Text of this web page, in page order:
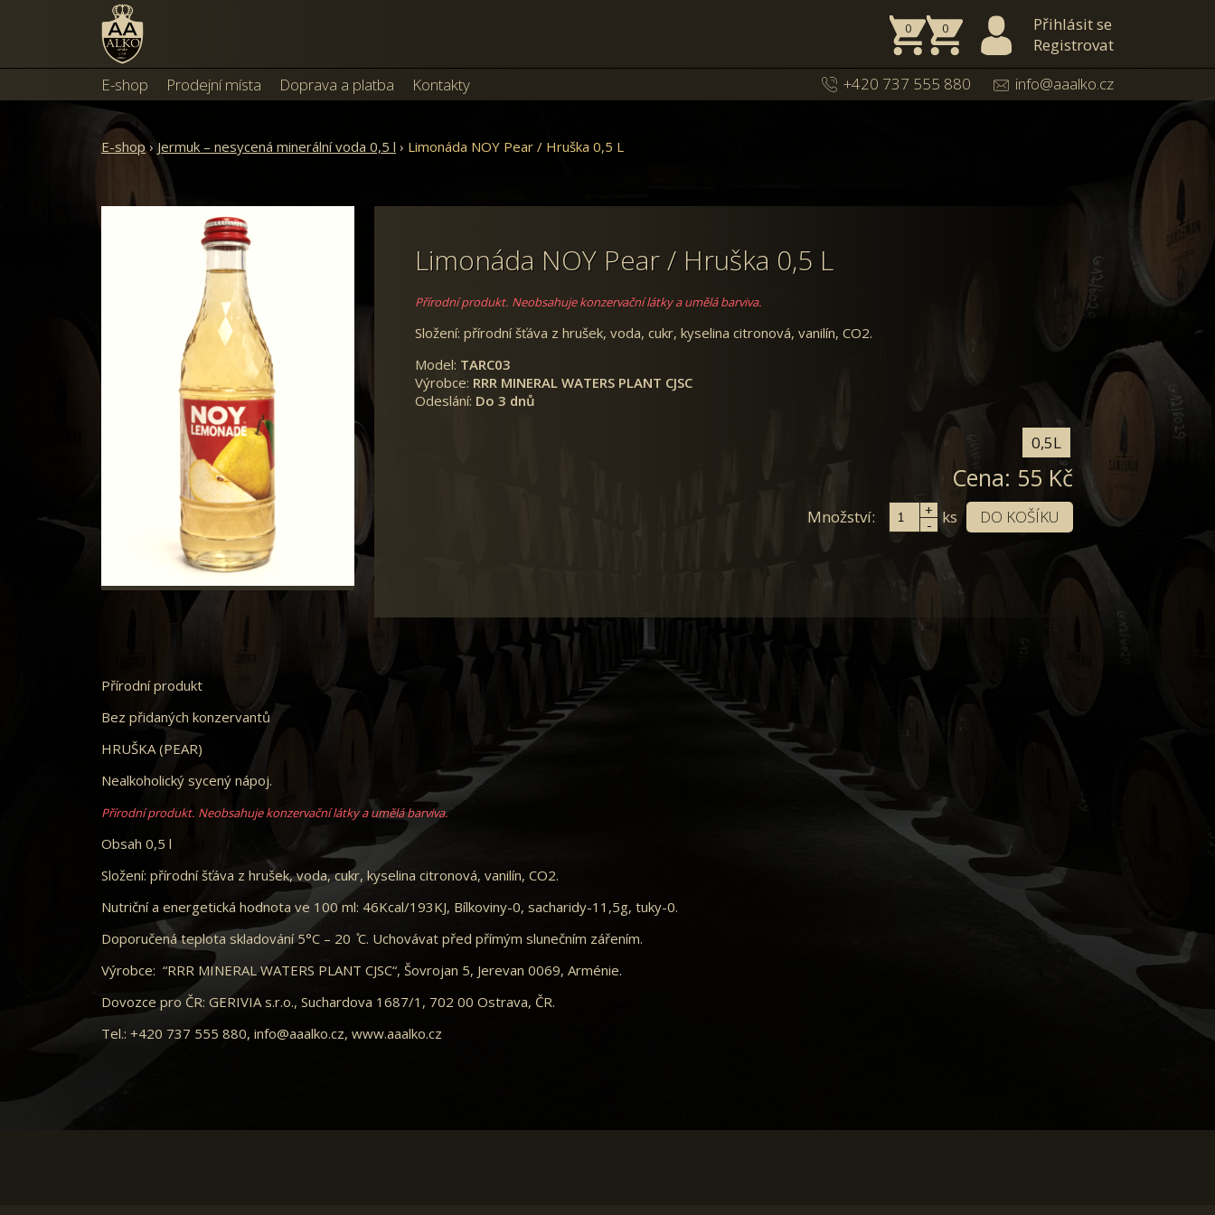
0
0
Přihlásit se
Registrovat
E-shop
Prodejní místa Doprava a platba Kontakty +420 737 555 880 info@aaalko.cz
E-shop › Jermuk – nesycená minerální voda 0,5 l › Limonáda NOY Pear / Hruška 0,5 L
Limonáda NOY Pear / Hruška 0,5 L
Přírodní produkt. Neobsahuje konzervační látky a umělá barviva.
Složení: přírodní šťáva z hrušek, voda, cukr, kyselina citronová, vanilín, CO2.
Model: TARC03
Výrobce: RRR MINERAL WATERS PLANT CJSC
Odeslání: Do 3 dnů
0,5L
Cena: 55 Kč
Množství:
+
-
ks DO KOŠÍKU
Přírodní produkt
Bez přidaných konzervantů
HRUŠKA (PEAR)
Nealkoholický sycený nápoj.
Přírodní produkt. Neobsahuje konzervační látky a umělá barviva.
Obsah 0,5 l
Složení: přírodní šťáva z hrušek, voda, cukr, kyselina citronová, vanilín, CO2.
Nutriční a energetická hodnota ve 100 ml: 46Kcal/193KJ, Bílkoviny-0, sacharidy-11,5g, tuky-0.
Doporučená teplota skladování 5°C – 20 ̊C. Uchovávat před přímým slunečním zářením.
Výrobce: “RRR MINERAL WATERS PLANT CJSC“, Šovrojan 5, Jerevan 0069, Arménie.
Dovozce pro ČR: GERIVIA s.r.o., Suchardova 1687/1, 702 00 Ostrava, ČR.
Tel.: +420 737 555 880, info@aaalko.cz, www.aaalko.cz